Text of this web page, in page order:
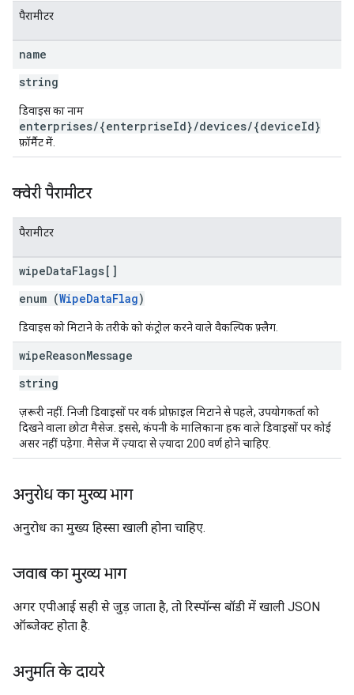
पैरामीटर
name
string
डिवाइस का नाम
enterprises/{enterpriseId}/devices/{deviceId}
फ़ॉर्मैट में.
क्वेरी पैरामीटर
पैरामीटर
wipeDataFlags[]
enum (WipeDataFlag)
डिवाइस को मिटाने के तरीके को कंट्रोल करने वाले वैकल्पिक फ़्लैग.
wipeReasonMessage
string
ज़रूरी नहीं. निजी डिवाइसों पर वर्क प्रोफ़ाइल मिटाने से पहले, उपयोगकर्ता को
दिखने वाला छोटा मैसेज. इससे, कंपनी के मालिकाना हक वाले डिवाइसों पर कोई
असर नहीं पड़ेगा. मैसेज में ज़्यादा से ज़्यादा 200 वर्ण होने चाहिए.
अनुरोध का मुख्य भाग
अनुरोध का मुख्य हिस्सा खाली होना चाहिए.
जवाब का मुख्य भाग
अगर एपीआई सही से जुड़ जाता है, तो रिस्पॉन्स बॉडी में खाली JSON
ऑब्जेक्ट होता है.
अनुमति के दायरे